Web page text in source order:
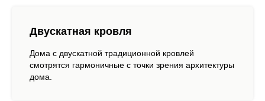
Двускатная кровля
Дома с двускатной традиционной кровлей
смотрятся гармоничные с точки зрения архитектуры
дома.